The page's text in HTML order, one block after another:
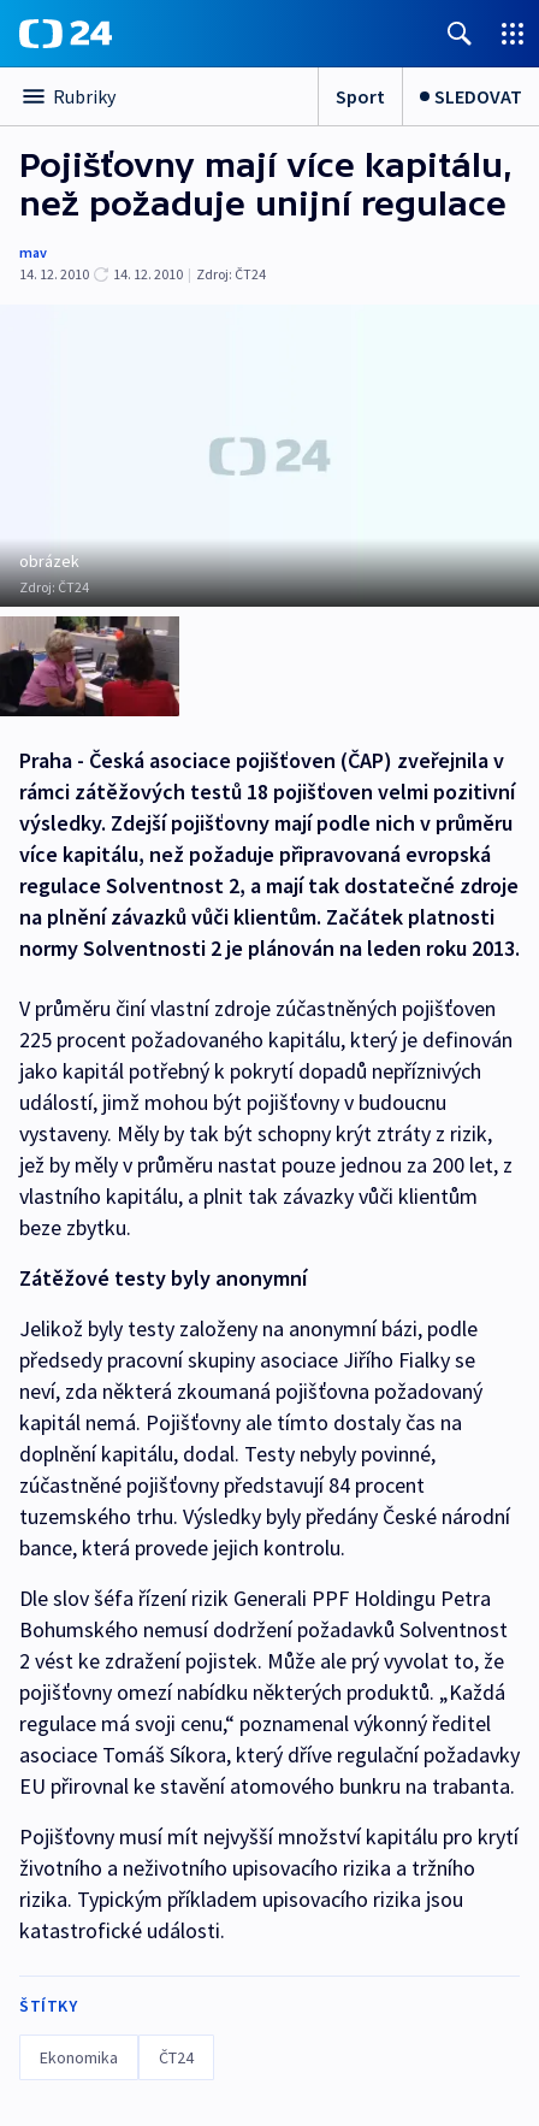
Rubriky Sport SLEDOVAT
Pojišťovny mají více kapitálu,
než požaduje unijní regulace
mav
14. 12. 2010
14. 12. 2010 | Zdroj: ČT24
obrázek
Zdroj:ČT24
Praha - Česká asociace pojišťoven (ČAP) zveřejnila v
rámci zátěžových testů 18 pojišťoven velmi pozitivní
výsledky. Zdejší pojišťovny mají podle nich v průměru
více kapitálu, než požaduje připravovaná evropská
regulace Solventnost 2, a mají tak dostatečné zdroje
na plnění závazků vůči klientům. Začátek platnosti
normy Solventnosti 2 je plánován na leden roku 2013.
V průměru činí vlastní zdroje zúčastněných pojišťoven
225 procent požadovaného kapitálu, který je definován
jako kapitál potřebný k pokrytí dopadů nepříznivých
událostí, jimž mohou být pojišťovny v budoucnu
vystaveny. Měly by tak být schopny krýt ztráty z rizik,
jež by měly v průměru nastat pouze jednou za 200 let, z
vlastního kapitálu, a plnit tak závazky vůči klientům
beze zbytku.
Zátěžové testy byly anonymní
Jelikož byly testy založeny na anonymní bázi, podle
předsedy pracovní skupiny asociace Jiřího Fialky se
neví, zda některá zkoumaná pojišťovna požadovaný
kapitál nemá. Pojišťovny ale tímto dostaly čas na
doplnění kapitálu, dodal. Testy nebyly povinné,
zúčastněné pojišťovny představují 84 procent
tuzemského trhu. Výsledky byly předány České národní
bance, která provede jejich kontrolu.
Dle slov šéfa řízení rizik Generali PPF Holdingu Petra
Bohumského nemusí dodržení požadavků Solventnost
2 vést ke zdražení pojistek. Může ale prý vyvolat to, že
pojišťovny omezí nabídku některých produktů. „Každá
regulace má svoji cenu,“ poznamenal výkonný ředitel
asociace Tomáš Síkora, který dříve regulační požadavky
EU přirovnal ke stavění atomového bunkru na trabanta.
Pojišťovny musí mít nejvyšší množství kapitálu pro krytí
životního a neživotního upisovacího rizika a tržního
rizika. Typickým příkladem upisovacího rizika jsou
katastrofické události.
ŠTÍTKY
Ekonomika ČT24